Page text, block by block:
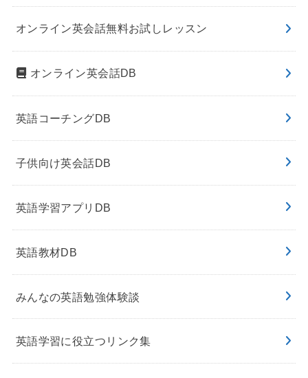
オンライン英会話無料お試しレッスン
オンライン英会話DB
英語コーチングDB
子供向け英会話DB
英語学習アプリDB
英語教材DB
みんなの英語勉強体験談
英語学習に役立つリンク集